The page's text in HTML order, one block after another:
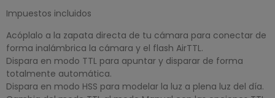
Impuestos incluidos
Acóplalo a la zapata directa de tu cámara para conectar de
forma inalámbrica la cámara y el flash AirTTL.
Dispara en modo TTL para apuntar y disparar de forma
totalmente automática.
Dispara en modo HSS para modelar la luz a plena luz del día.